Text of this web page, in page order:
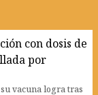
vacuna logra tras